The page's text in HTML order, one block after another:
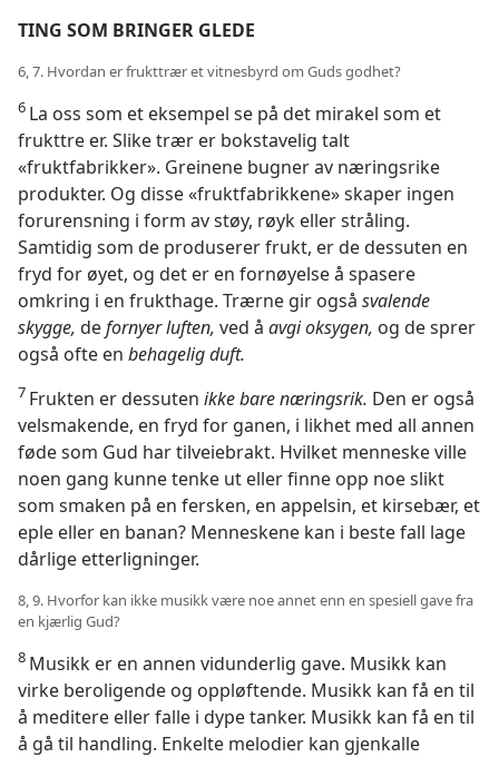
TING SOM BRINGER GLEDE
6, 7. Hvordan er frukttrær et vitnesbyrd om Guds godhet?
6 La oss som et eksempel se på det mirakel som et
frukttre er. Slike trær er bokstavelig talt
«fruktfabrikker». Greinene bugner av næringsrike
produkter. Og disse «fruktfabrikkene» skaper ingen
forurensning i form av støy, røyk eller stråling.
Samtidig som de produserer frukt, er de dessuten en
fryd for øyet, og det er en fornøyelse å spasere
omkring i en frukthage. Trærne gir også svalende
skygge, defornyer luften, ved å avgi oksygen, og de sprer
også ofte en behagelig duft.
7 Frukten er dessuten ikke bare næringsrik. Den er også
velsmakende, en fryd for ganen, i likhet med all annen
føde som Gud har tilveiebrakt. Hvilket menneske ville
noen gang kunne tenke ut eller finne opp noe slikt
som smaken på en fersken, en appelsin, et kirsebær, et
eple eller en banan? Menneskene kan i beste fall lage
dårlige etterligninger.
8, 9. Hvorfor kan ikke musikk være noe annet enn en spesiell gave fra
en kjærlig Gud?
8 Musikk er en annen vidunderlig gave. Musikk kan
virke beroligende og oppløftende. Musikk kan få en til
å meditere eller falle i dype tanker. Musikk kan få en til
å gå til handling. Enkelte melodier kan gjenkalle